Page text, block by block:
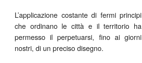
L’applicazione costante di fermi principi
che ordinano le città e il territorio ha
permesso il perpetuarsi, fino ai giorni
nostri, di un preciso disegno.